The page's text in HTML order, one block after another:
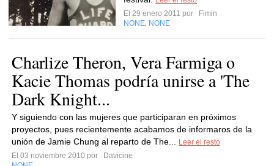
El 29 enero 2011 por
Fimin
NONE NONE
Charlize Theron, Vera Farmiga o
Kacie Thomas podría unirse a 'The
Dark Knight...
Y siguiendo con las mujeres que participaran en próximos
proyectos, pues recientemente acabamos de informaros de la
unión de Jamie Chung al reparto de The...
Leer el resto
El 03 noviembre 2010 por
Davicine